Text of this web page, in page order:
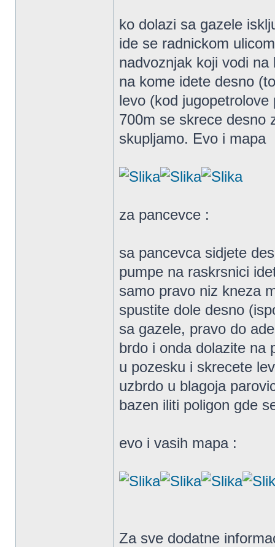
ko dolazi sa gazele
ide se radnickom
nadvoznjak koji vodi
na kome idete desno
levo (kod
700m se skrece desno
skupljamo. Evo i mapa
za pancevce :
sa pancevca sidjete
pumpe na raskrsnici
samo pravo niz kneza
spustite dole desno
sa gazele, pravo do
brdo i onda dolazite na
u pozesku i skrecete
uzbrdo u blagoja
bazen iliti poligon gde
evo i vasih mapa :
Za sve dodatne